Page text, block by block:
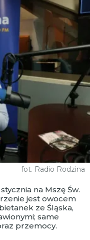
fot. Radio Rodzina
na Mszę Św.
jest owocem
ze Śląska,
same
przemocy.